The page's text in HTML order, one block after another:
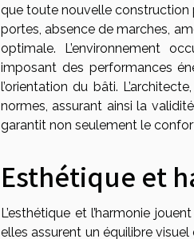
que toute nouvelle construction
portes, absence de marches,
optimale. L’environnement
imposant des performances
l’orientation du bâti.
normes, assurant ainsi la
garantit non seulement le
Esthétique et
L’esthétique et l’harmonie
elles assurent un équilibre visuel